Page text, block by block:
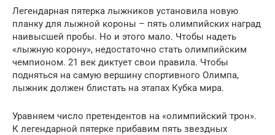
Легендарная пятерка лыжников установила новую
планку для лыжной короны – пять олимпийских наград
наивысшей пробы. Но и этого мало. Чтобы надеть
«лыжную корону», недостаточно стать олимпийским
чемпионом. 21 век диктует свои правила. Чтобы
подняться на самую вершину спортивного Олимпа,
лыжник должен блистать на этапах Кубка мира.
Уравняем число претендентов на «олимпийский трон».
К легендарной пятерке прибавим пять звездных